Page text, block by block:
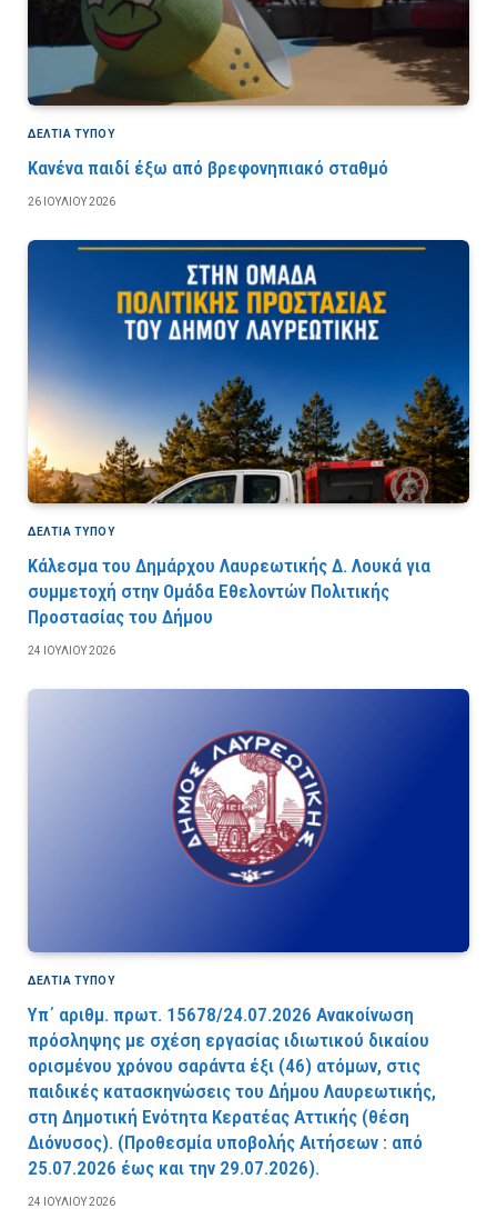
ΔΕΛΤΙΑ ΤΥΠΟΥ
Κανένα παιδί έξω από βρεφονηπιακό σταθμό
26 ΙΟΥΛΊΟΥ 2026
ΔΕΛΤΙΑ ΤΥΠΟΥ
Κάλεσμα του Δημάρχου Λαυρεωτικής Δ. Λουκά για
συμμετοχή στην Ομάδα Εθελοντών Πολιτικής
Προστασίας του Δήμου
24 ΙΟΥΛΊΟΥ 2026
ΔΕΛΤΙΑ ΤΥΠΟΥ
Υπ΄ αριθμ. πρωτ. 15678/24.07.2026 Ανακοίνωση
πρόσληψης με σχέση εργασίας ιδιωτικού δικαίου
ορισμένου χρόνου σαράντα έξι (46) ατόμων, στις
παιδικές κατασκηνώσεις του Δήμου Λαυρεωτικής,
στη Δημοτική Ενότητα Κερατέας Αττικής (θέση
Διόνυσος). (Προθεσμία υποβολής Αιτήσεων : από
25.07.2026 έως και την 29.07.2026).
24 ΙΟΥΛΊΟΥ 2026